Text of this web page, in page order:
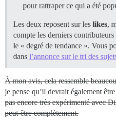
pour rattraper ce qui a été
Les deux reposent sur les likes,
compte les derniers
le « degré de tendance ». Vous
dans l’annonce sur le tri des
À mon avis, cela ressemble
je pense qu’il devrait également
pas encore très expérimenté avec
peut-être complètement.